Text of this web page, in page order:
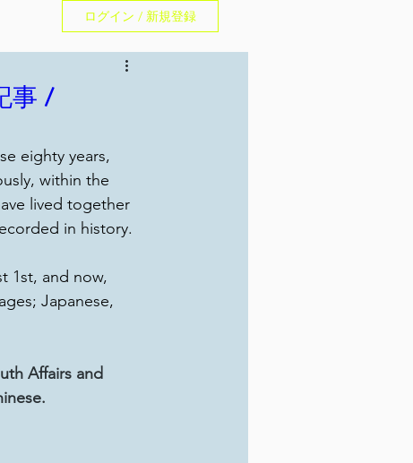
ログイン / 新規登録
事 /
eighty years,
within the
lived together
in history.
1st, and now,
Japanese,
Affairs and